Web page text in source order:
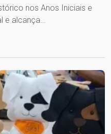
nos Anos Iniciais e
e alcança…